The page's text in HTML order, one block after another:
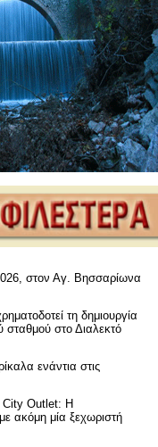
στον Αγ. Βησσαρίωνα
τη δημιουργία
σταθμού στο Διαλεκτό
ενάντια στις
City Outlet: Η
με ακόμη μία ξεχωριστή